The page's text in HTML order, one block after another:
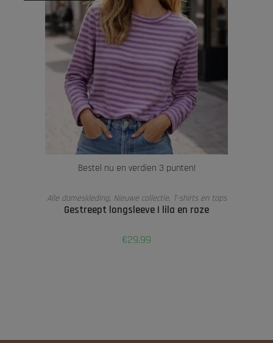
Bestel nu en verdien 3 punten!
LEES VERDER
Alle dameskleding, Nieuwe collectie, T-shirts en tops
Gestreept longsleeve | lila en roze
€29,99